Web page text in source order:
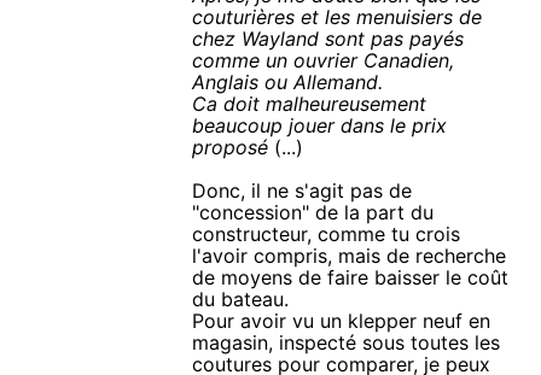
couturières et les menuisiers de
chez Wayland sont pas payés
comme un ouvrier Canadien,
Anglais ou Allemand.
Ca doit malheureusement
beaucoup jouer dans le prix
proposé (...)
Donc, il ne s'agit pas de
"concession" de la part du
constructeur, comme tu crois
l'avoir compris, mais de recherche
de moyens de faire baisser le coût
du bateau.
Pour avoir vu un klepper neuf en
magasin, inspecté sous toutes les
coutures pour comparer, je peux